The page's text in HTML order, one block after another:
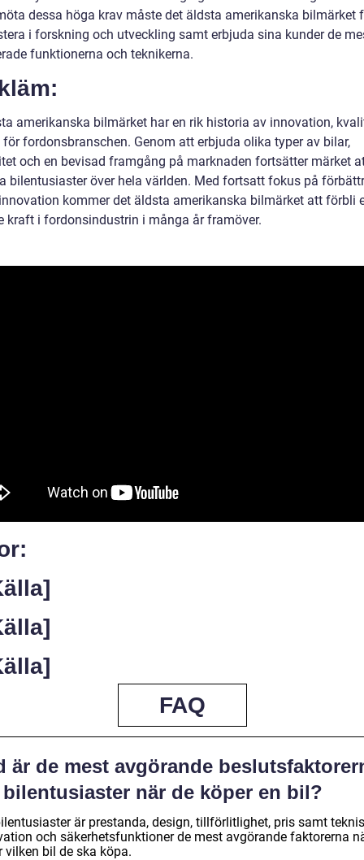
dessa höga krav måste det äldsta amerikanska bilmärket
i forskning och utveckling samt erbjuda sina kunder de
funktionerna och teknikerna.
amerikanska bilmärket har en rik historia av innovation,
fordonsbranschen. Genom att erbjuda olika typer av bilar,
och en bevisad framgång på marknaden fortsätter märket
bilentusiaster över hela världen. Med fortsatt fokus på
kommer det äldsta amerikanska bilmärket att förbli
kraft i fordonsindustrin i många år framöver.
FAQ
är de mest avgörande
när de köper en bil?
är prestanda, design, tillförlitlighet, pris samt
och säkerhetsfunktioner de mest avgörande faktorerna
vilken bil de ska köpa.